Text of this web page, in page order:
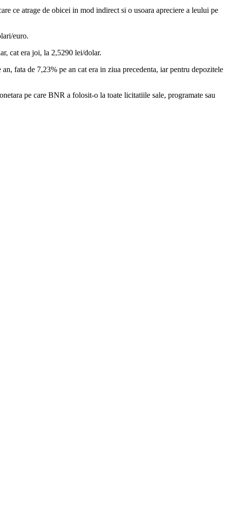
ce atrage de obicei in mod indirect si o usoara apreciere a leului pe
euro.
cat era joi, la 2,5290 lei/dolar.
fata de 7,23% pe an cat era in ziua precedenta, iar pentru depozitele
pe care BNR a folosit-o la toate licitatiile sale, programate sau